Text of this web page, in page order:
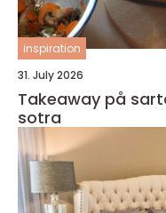
inspiration
31. July 2026
Takeaway på
sotra